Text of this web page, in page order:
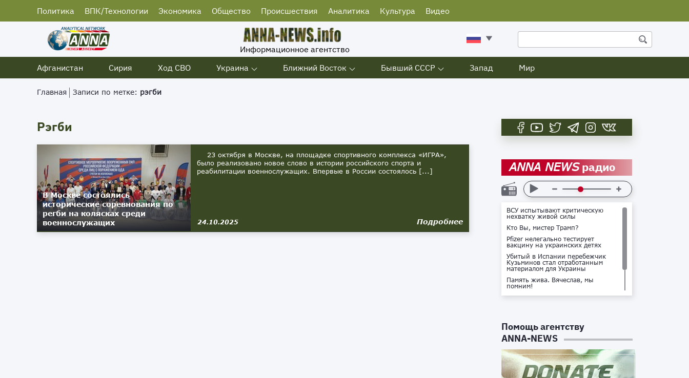
Политика ВПК/Технологии Экономика Общество Происшествия Аналитика Культура Видео
Информационное агентство
Афганистан
Сирия Ход СВО Украина Ближний Восток Бывший СССР Запад Мир
Главная Записи по метке: рэгби
Рэгби
В Москве состоялись
исторические соревнования по
регби на колясках среди
военнослужащих
23 октября в Москве, на площадке спортивного комплекса «ИГРА»,
было реализовано новое слово в истории российского спорта и
реабилитации военнослужащих. Впервые в России состоялось [...]
24.10.2025 Подробнее
ANNA NEWSрадио
ВСУ испытывают критическую
нехватку живой силы
Кто Вы, мистер Трамп?
Pfizer нелегально тестирует
вакцину на украинских детях
Убитый в Испании перебежчик
Кузьминов стал отработанным
материалом для Украины
Память жива. Вячеслав, мы
помним!
Не доставайся ты никому!
Помощь агентству
ANNA-NEWS